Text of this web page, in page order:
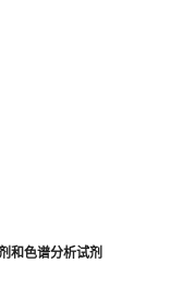
和色谱分析试剂